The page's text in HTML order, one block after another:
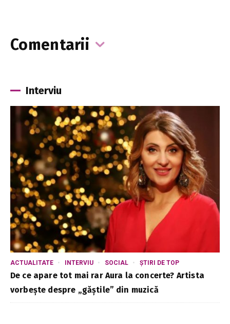
Comentarii
Interviu
ACTUALITATE INTERVIU SOCIAL ȘTIRI DE TOP
De ce apare tot mai rar Aura la concerte? Artista
vorbește despre „găștile” din muzică